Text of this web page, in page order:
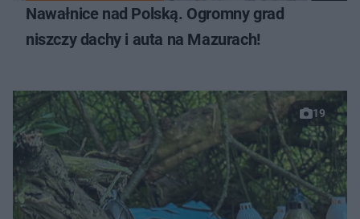
Nawałnice nad Polską. Ogromny grad
niszczy dachy i auta na Mazurach!
19